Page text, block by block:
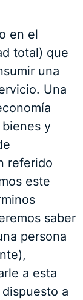
en el
total) que
una
Una
y
referido
este
saber
persona
a esta
a